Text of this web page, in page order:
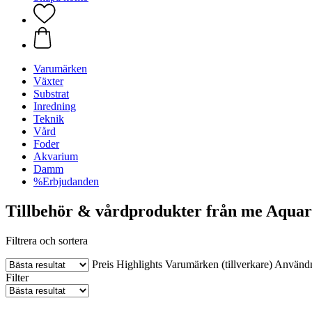
Varumärken
Växter
Substrat
Inredning
Teknik
Vård
Foder
Akvarium
Damm
%Erbjudanden
Tillbehör & vårdprodukter från me
Filtrera och sortera
Preis Highlights Varumärken (tillverkare)
Filter